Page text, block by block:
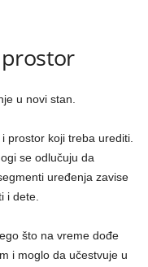
u novi stan.
prostor koji treba urediti.
se odlučuju da
uređenja zavise
i dete.
što na vreme dođe
i moglo da učestvuje u